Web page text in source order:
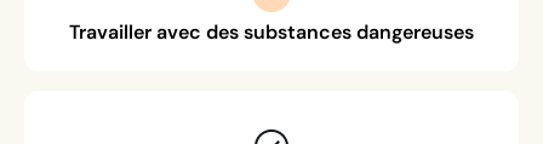
Travailler avec des substances dangereuses